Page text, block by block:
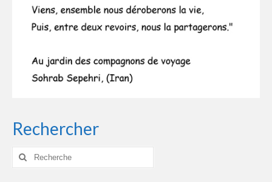
Rechercher
Rechercher